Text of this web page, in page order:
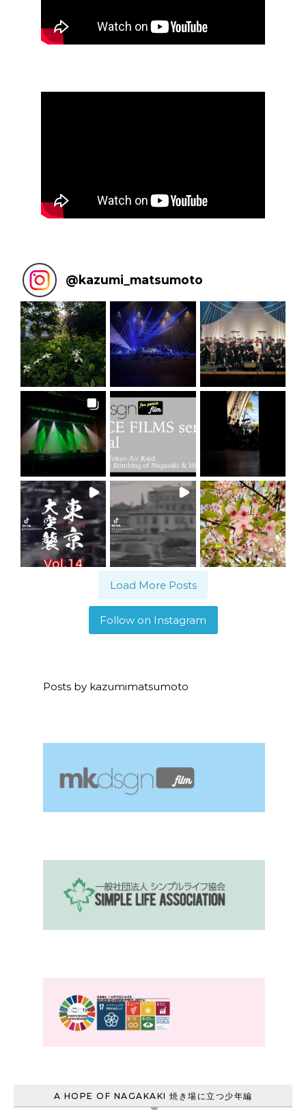
@kazumi_matsumoto
Load More Posts
Follow on Instagram
Posts by kazumimatsumoto
A HOPE OF NAGAKAKI 焼き場に立つ少年編